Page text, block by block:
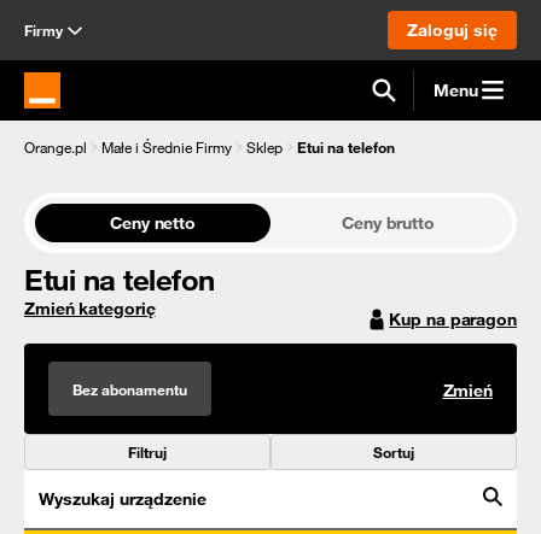
Firmy Zaloguj się
Strona główna Orange.pl Menu
Orange.pl Małe i Średnie Firmy Sklep Etui na telefon
Ceny netto Ceny brutto
Etui na telefon
Zmień kategorię Kup na paragon
Bez abonamentu Zmień
Filtruj Sortuj
Wyszukaj urządzenie